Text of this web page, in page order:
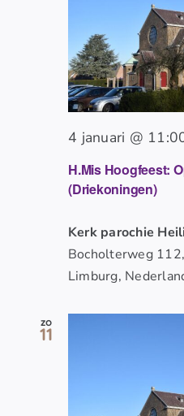
H.Mis Hoogfeest:
(Driekoningen)
4 januari @
Kerk parochie
Bocholterweg
Limburg,
zo
11